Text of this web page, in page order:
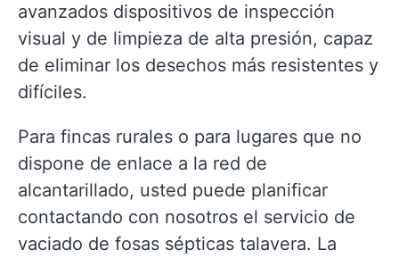
avanzados dispositivos de inspección
visual y de limpieza de alta presión, capaz
de eliminar los desechos más resistentes y
difíciles.
Para fincas rurales o para lugares que no
dispone de enlace a la red de
alcantarillado, usted puede planificar
contactando con nosotros el servicio de
vaciado de fosas sépticas talavera. La